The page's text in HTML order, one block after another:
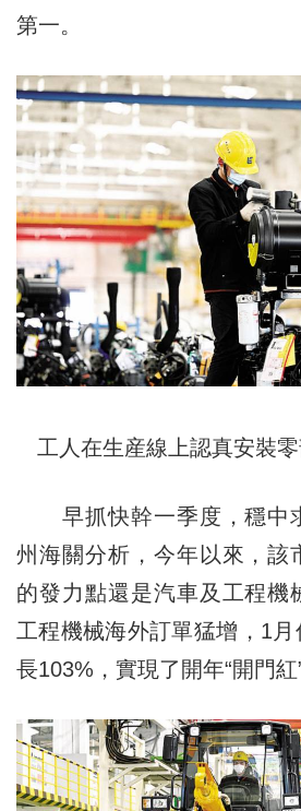
第一。
工人在生産線上認真安裝
早抓快幹一季度，穩中
州海關分析，今年以來，該
的發力點還是汽車及工程機
工程機械海外訂單猛增，1
長103%，實現了開年“開門紅”